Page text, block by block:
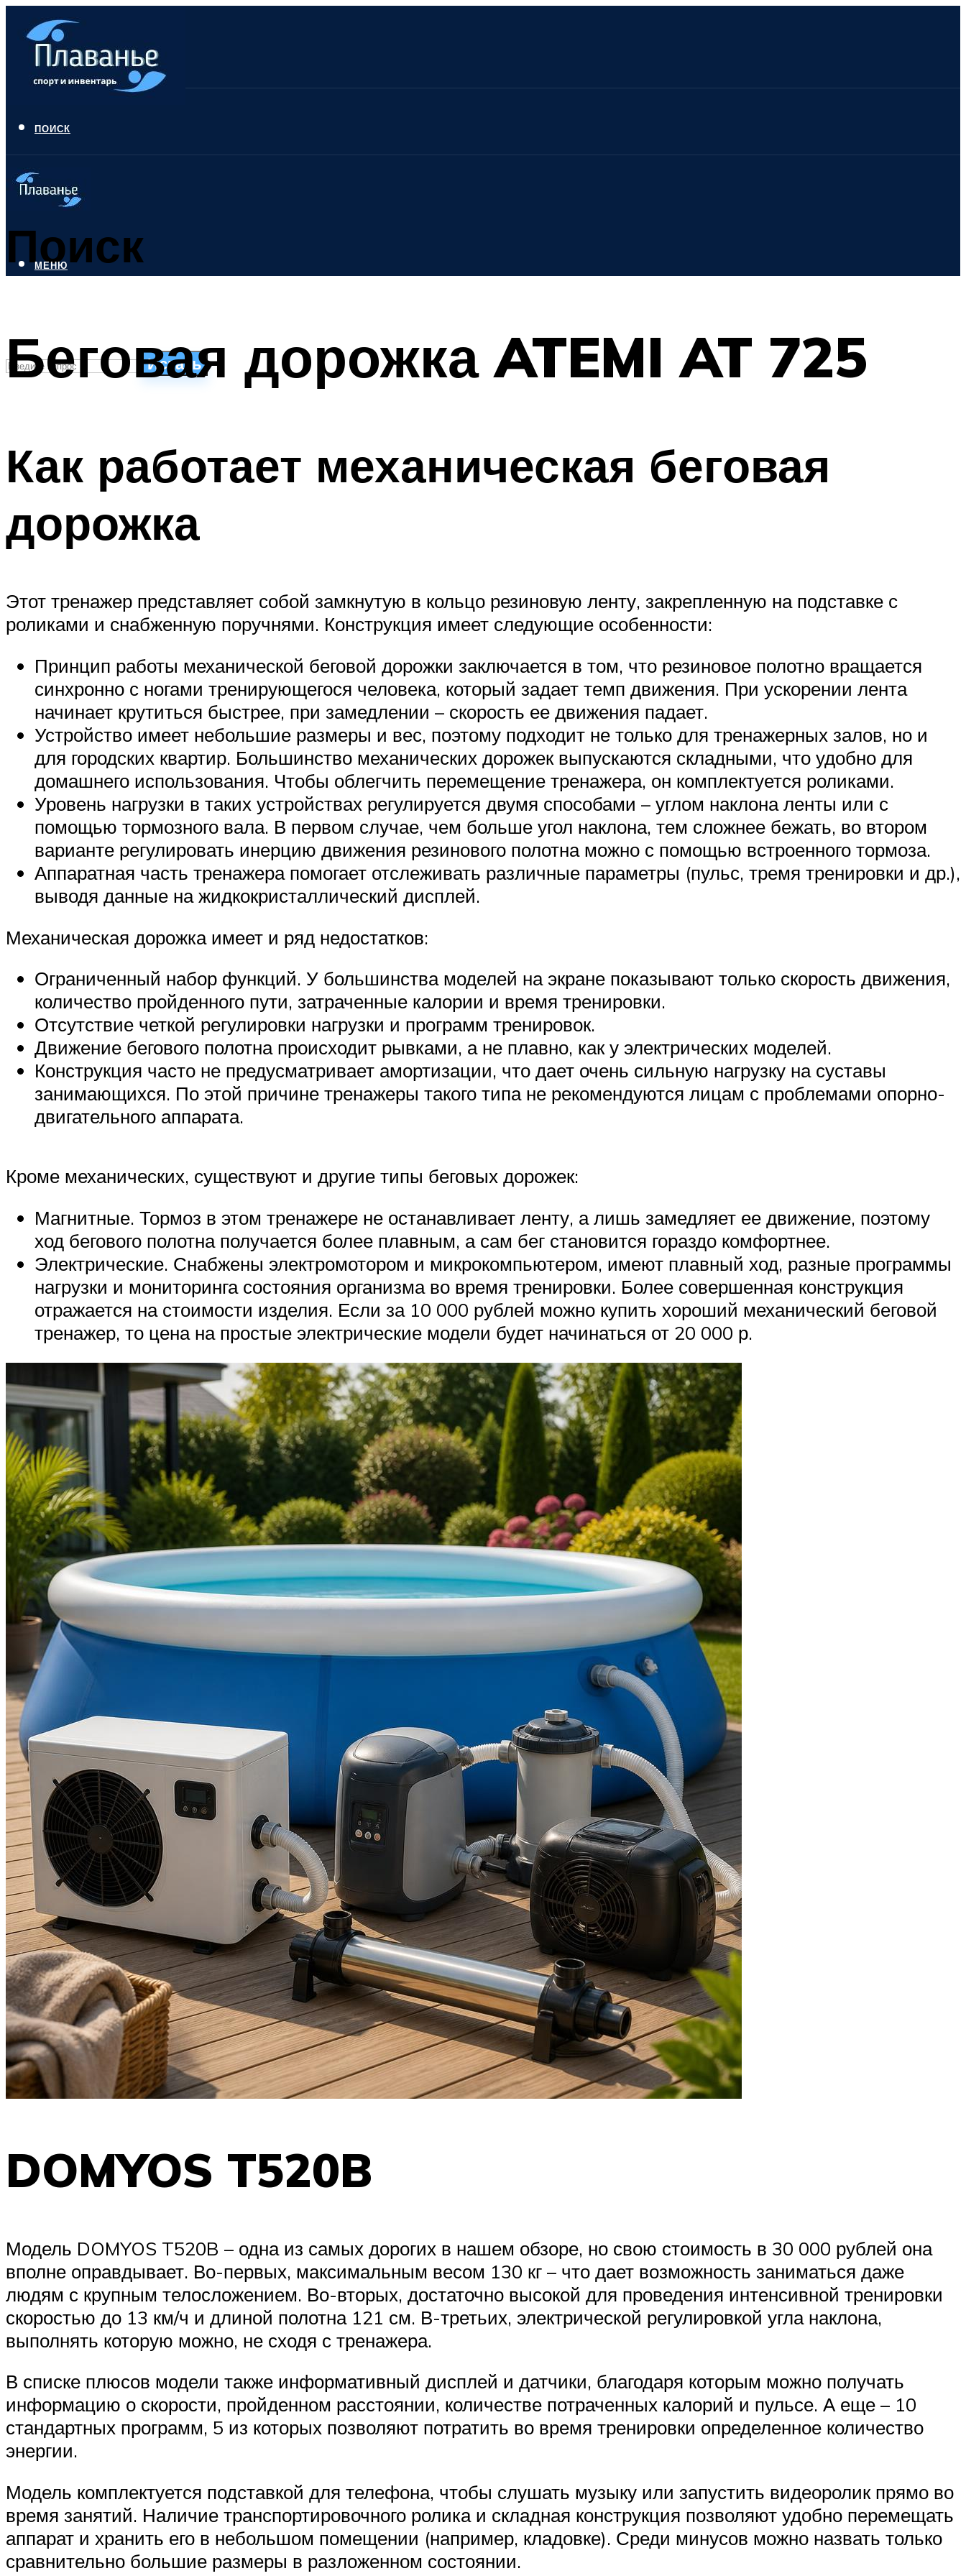
ПОИСК
Поиск
Искать
ПЛАВАНЬЕ ДЛЯ ПОХУДЕНИЯ
БАССЕЙН ДЛЯ ДОМА
МЕНЮ
МЕНЮ
Беговая дорожка ATEMI AT 725
Как работает механическая беговая
дорожка
Этот тренажер представляет собой замкнутую в кольцо резиновую ленту, закрепленную на подставке с
роликами и снабженную поручнями. Конструкция имеет следующие особенности:
Принцип работы механической беговой дорожки заключается в том, что резиновое полотно вращается
синхронно с ногами тренирующегося человека, который задает темп движения. При ускорении лента
начинает крутиться быстрее, при замедлении – скорость ее движения падает.
Устройство имеет небольшие размеры и вес, поэтому подходит не только для тренажерных залов, но и
для городских квартир. Большинство механических дорожек выпускаются складными, что удобно для
домашнего использования. Чтобы облегчить перемещение тренажера, он комплектуется роликами.
Уровень нагрузки в таких устройствах регулируется двумя способами – углом наклона ленты или с
помощью тормозного вала. В первом случае, чем больше угол наклона, тем сложнее бежать, во втором
варианте регулировать инерцию движения резинового полотна можно с помощью встроенного тормоза.
Аппаратная часть тренажера помогает отслеживать различные параметры (пульс, тремя тренировки и др.),
выводя данные на жидкокристаллический дисплей.
Механическая дорожка имеет и ряд недостатков:
Ограниченный набор функций. У большинства моделей на экране показывают только скорость движения,
количество пройденного пути, затраченные калории и время тренировки.
Отсутствие четкой регулировки нагрузки и программ тренировок.
Движение бегового полотна происходит рывками, а не плавно, как у электрических моделей.
Конструкция часто не предусматривает амортизации, что дает очень сильную нагрузку на суставы
занимающихся. По этой причине тренажеры такого типа не рекомендуются лицам с проблемами опорно-
двигательного аппарата.
Кроме механических, существуют и другие типы беговых дорожек:
Магнитные. Тормоз в этом тренажере не останавливает ленту, а лишь замедляет ее движение, поэтому
ход бегового полотна получается более плавным, а сам бег становится гораздо комфортнее.
Электрические. Снабжены электромотором и микрокомпьютером, имеют плавный ход, разные программы
нагрузки и мониторинга состояния организма во время тренировки. Более совершенная конструкция
отражается на стоимости изделия. Если за 10 000 рублей можно купить хороший механический беговой
тренажер, то цена на простые электрические модели будет начинаться от 20 000 р.
DOMYOS T520B
Модель DOMYOS T520B – одна из самых дорогих в нашем обзоре, но свою стоимость в 30 000 рублей она
вполне оправдывает. Во-первых, максимальным весом 130 кг – что дает возможность заниматься даже
людям с крупным телосложением. Во-вторых, достаточно высокой для проведения интенсивной тренировки
скоростью до 13 км/ч и длиной полотна 121 см. В-третьих, электрической регулировкой угла наклона,
выполнять которую можно, не сходя с тренажера.
В списке плюсов модели также информативный дисплей и датчики, благодаря которым можно получать
информацию о скорости, пройденном расстоянии, количестве потраченных калорий и пульсе. А еще – 10
стандартных программ, 5 из которых позволяют потратить во время тренировки определенное количество
энергии.
Модель комплектуется подставкой для телефона, чтобы слушать музыку или запустить видеоролик прямо во
время занятий. Наличие транспортировочного ролика и складная конструкция позволяют удобно перемещать
аппарат и хранить его в небольшом помещении (например, кладовке). Среди минусов можно назвать только
сравнительно большие размеры в разложенном состоянии.